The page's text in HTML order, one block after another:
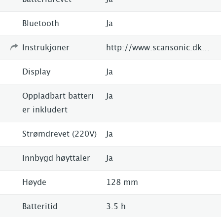
Bluetooth Ja
Instrukjoner
Display Ja
Oppladbart batteri
er inkludert
Ja
Strømdrevet (220V) Ja
Innbygd høyttaler Ja
Høyde 128 mm
Batteritid 3.5 h